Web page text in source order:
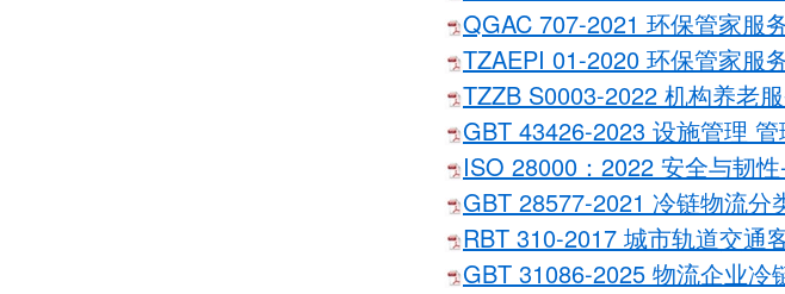
QGAC 707-2021 环保管家服
TZAEPI 01-2020 环保管家服
TZZB S0003-2022 机构养老
GBT 43426-2023 设施管理
ISO 28000：2022 安全与韧
GBT 28577-2021 冷链物流分
RBT 310-2017 城市轨道交通
GBT 31086-2025 物流企业